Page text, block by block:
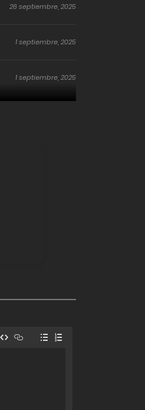
26 septiembre, 2025
1 septiembre, 2025
1 septiembre, 2025